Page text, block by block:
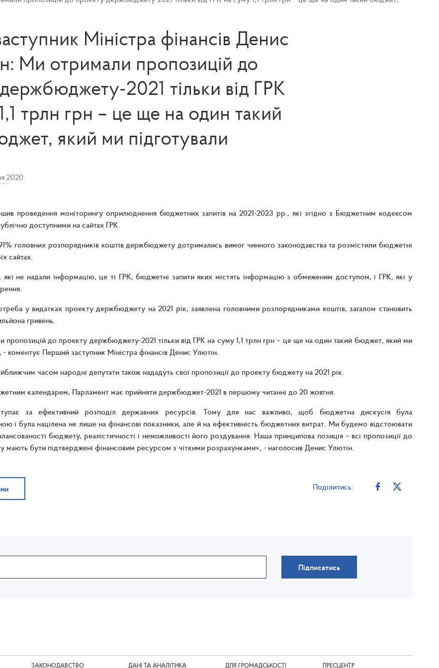
Міністра фінансів Денис
Ми отримали пропозицій до
2021 тільки від ГРК
трлн грн – це ще на один такий
який ми підготували
2020
проведення моніторингу оприлюднення бюджетних запитів на 2021-2023 рр., які згідно з Бюджетним кодексом
доступними на сайтах ГРК.
головних розпорядників коштів держбюджету дотримались вимог чинного законодавства та розмістили бюджетні
сайтах.
які не надали інформацію, це ті ГРК, бюджетні запити яких містять інформацію з обмеженим доступом, і ГРК, які у
у видатках проекту держбюджету на 2021 рік, заявлена головними розпорядниками коштів, загалом становить
гривень.
пропозицій до проекту держбюджету-2021 тільки від ГРК на суму 1,1 трлн грн – це ще на один такий бюджет, який ми
- коментує Перший заступник Міністра фінансів Денис Улютін.
часом народні депутати також нададуть свої пропозиції до проекту бюджету на 2021 рік.
календарем, Парламент має прийняти держбюджет-2021 в першому читанні до 20 жовтня.
за ефективний розподіл державних ресурсів. Тому для нас важливо, щоб бюджетна дискусія була
і була націлена не лише на фінансові показники, але й на ефективність бюджетних витрат. Ми будемо відстоювати
бюджету, реалістичності і неможливості його роздування. Наша принципова позиція – всі пропозиції до
бути підтверджені фінансовим ресурсом з чіткими розрахунками», - наголосив Денис Улютін.
Поділитись:
Підписатись
ЗАКОНОДАВСТВО ДАНІ ТА АНАЛІТИКА ДЛЯ ГРОМАДСЬКОСТІ ПРЕСЦЕНТР